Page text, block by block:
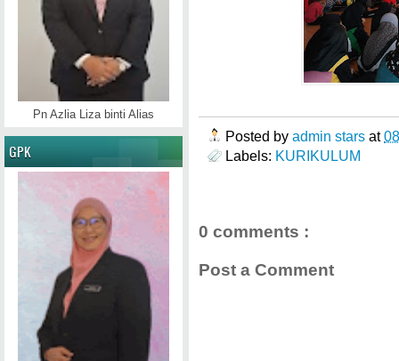
Posted by admin stars at
Labels: KURIKULUM
0 comments :
Post a Comment
Pn Azlia Liza binti Alias
GPK